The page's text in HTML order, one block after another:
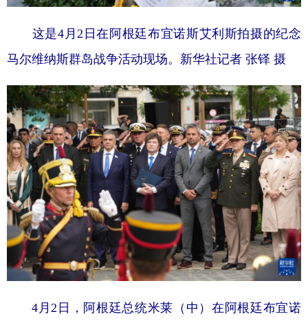
这是4月2日在阿根廷布宜诺斯艾利斯拍摄的纪念
马尔维纳斯群岛战争活动现场。新华社记者 张铎 摄
4月2日，阿根廷总统米莱（中）在阿根廷布宜诺